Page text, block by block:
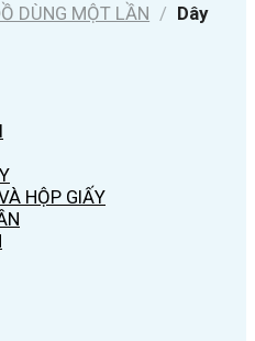
HỘP GIẤY
DÙNG MỘT LẦN / Dây